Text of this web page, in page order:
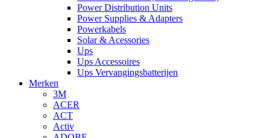
Power Distribution Units
Power Supplies & Adapters
Powerkabels
Solar & Acessories
Ups
Ups Accessoires
Ups Vervangingsbatterijen
Merken
3M
ACER
ACT
Activ